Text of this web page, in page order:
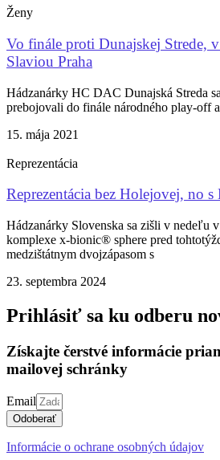
Ženy
Vo finále proti Dunajskej Strede,
Slaviou Praha
Hádzanárky HC DAC Dunajská Streda
prebojovali do finále národného play-off
15. mája 2021
Reprezentácia
Reprezentácia bez Holejovej, no
Hádzanárky Slovenska sa zišli v nedeľu
komplexe x-bionic® sphere pred
medzištátnym dvojzápasom s
23. septembra 2024
Prihlásiť sa ku odberu
Získajte čerstvé informácie
mailovej schránky
Email
Odoberať
Informácie o ochrane osobných údajov